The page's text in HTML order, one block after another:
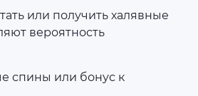
или получить халявные
вероятность
спины или бонус к